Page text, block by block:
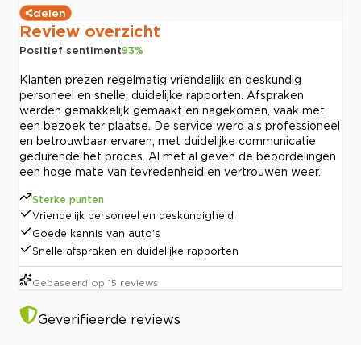
delen
Review overzicht
Positief sentiment93%
Klanten prezen regelmatig vriendelijk en deskundig
personeel en snelle, duidelijke rapporten. Afspraken
werden gemakkelijk gemaakt en nagekomen, vaak met
een bezoek ter plaatse. De service werd als professioneel
en betrouwbaar ervaren, met duidelijke communicatie
gedurende het proces. Al met al geven de beoordelingen
een hoge mate van tevredenheid en vertrouwen weer.
Sterke punten
Vriendelijk personeel en deskundigheid
Goede kennis van auto's
Snelle afspraken en duidelijke rapporten
Gebaseerd op 15 reviews
Geverifieerde reviews